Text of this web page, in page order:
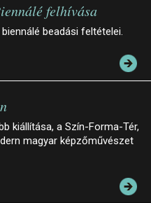
felhívása
beadási feltételei.
kiállítása, a Szín-Forma-Tér,
magyar képzőművészet